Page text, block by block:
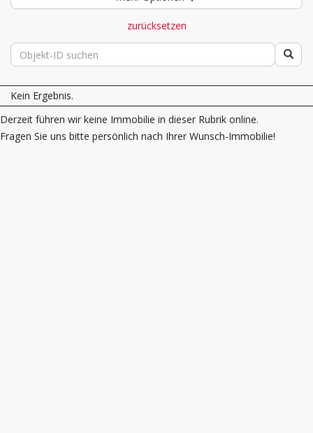
zurücksetzen
Kein Ergebnis.
Derzeit führen wir keine Immobilie in dieser Rubrik online.
Fragen Sie uns bitte persönlich nach Ihrer Wunsch-Immobilie!